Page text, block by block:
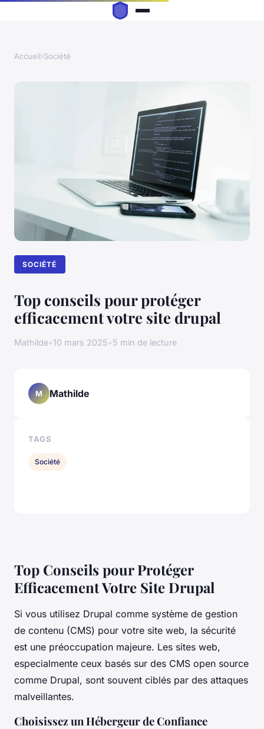
Accueil›Société
SOCIÉTÉ
Top conseils pour protéger
efficacement votre site drupal
Mathilde•10 mars 2025•5 min de lecture
Top Conseils pour Protéger
Efficacement Votre Site Drupal
Si vous utilisez Drupal comme système de gestion
de contenu (CMS) pour votre site web, la sécurité
est une préoccupation majeure. Les sites web,
especialmente ceux basés sur des CMS open source
comme Drupal, sont souvent ciblés par des attaques
malveillantes.
Choisissez un Hébergeur de Confiance
M Mathilde
TAGS
Société